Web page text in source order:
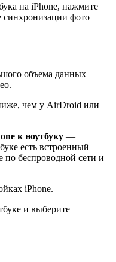
на iPhone, нажмите
синхронизации фото
объема данных —
чем у AirDroid или
к ноутбуку —
есть встроенный
беспроводной сети и
iPhone.
и выберите